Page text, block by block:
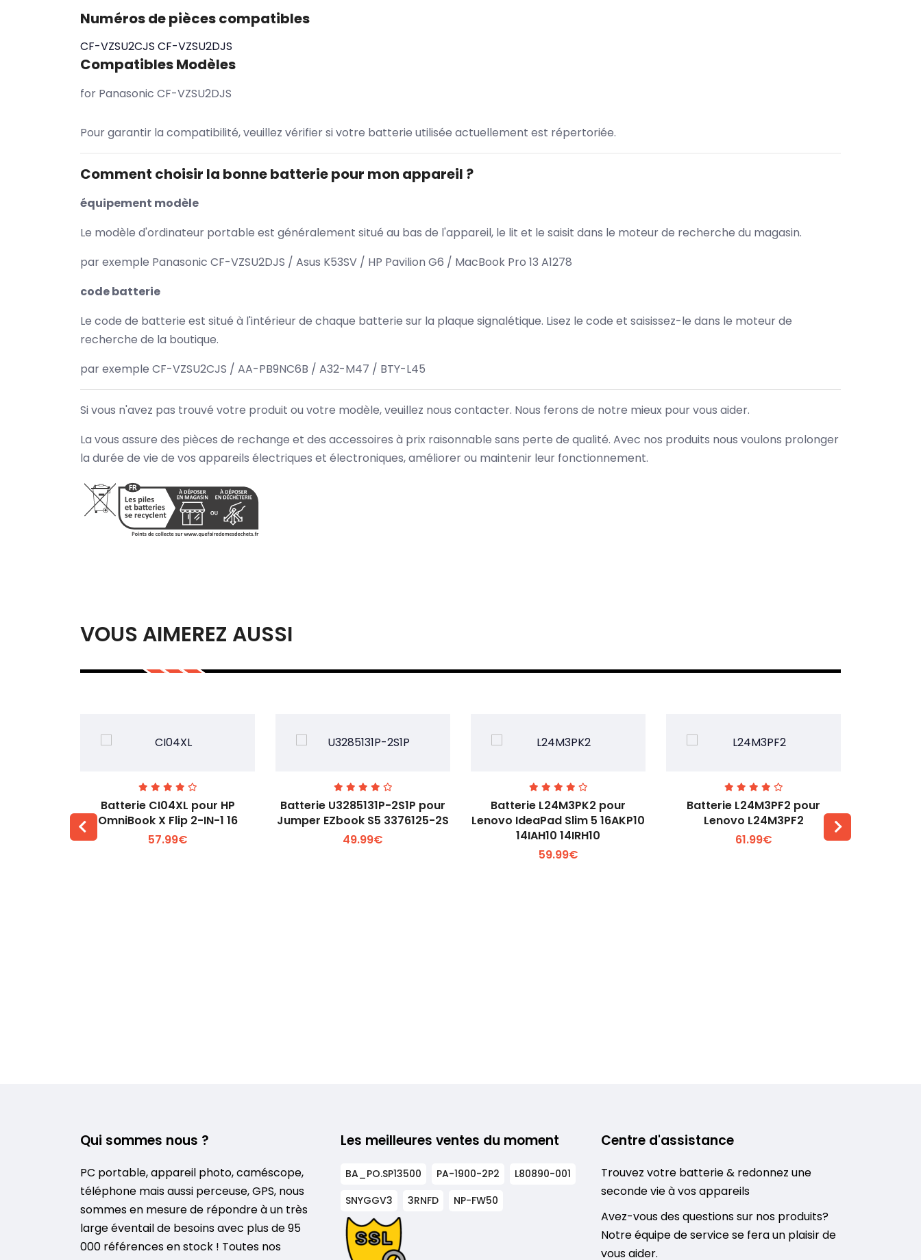
Numéros de pièces compatibles
CF-VZSU2CJS CF-VZSU2DJS
Compatibles Modèles
for Panasonic CF-VZSU2DJS
Pour garantir la compatibilité, veuillez vérifier si votre batterie utilisée actuellement est répertoriée.
Comment choisir la bonne batterie pour mon appareil ?
équipement modèle
Le modèle d'ordinateur portable est généralement situé au bas de l'appareil, le lit et le saisit dans le moteur de recherche du magasin.
par exemple Panasonic CF-VZSU2DJS / Asus K53SV / HP Pavilion G6 / MacBook Pro 13 A1278
code batterie
Le code de batterie est situé à l'intérieur de chaque batterie sur la plaque signalétique. Lisez le code et saisissez-le dans le moteur de
recherche de la boutique.
par exemple CF-VZSU2CJS / AA-PB9NC6B / A32-M47 / BTY-L45
Si vous n'avez pas trouvé votre produit ou votre modèle, veuillez nous contacter. Nous ferons de notre mieux pour vous aider.
La vous assure des pièces de rechange et des accessoires à prix raisonnable sans perte de qualité. Avec nos produits nous voulons prolonger
la durée de vie de vos appareils électriques et électroniques, améliorer ou maintenir leur fonctionnement.
VOUS AIMEREZ AUSSI
Voir plus +
Batterie CI04XL pour HP
OmniBook X Flip 2-IN-1 16
57.99€
Voir plus +
Batterie U3285131P-2S1P pour
Jumper EZbook S5 3376125-2S
49.99€
Voir plus +
Batterie L24M3PK2 pour
Lenovo IdeaPad Slim 5 16AKP10
14IAH10 14IRH10
59.99€
Voir plus +
Batterie L24M3PF2 pour
Lenovo L24M3PF2
61.99€
Qui sommes nous ?
PC portable, appareil photo, caméscope,
téléphone mais aussi perceuse, GPS, nous
sommes en mesure de répondre à un très
large éventail de besoins avec plus de 95
000 références en stock ! Toutes nos
Les meilleures ventes du moment
BA_PO.SP13500 PA-1900-2P2
L80890-001
SNYGGV3
3RNFD NP-FW50
Centre d'assistance
Trouvez votre batterie & redonnez une
seconde vie à vos appareils
Avez-vous des questions sur nos produits?
Notre équipe de service se fera un plaisir de
vous aider.